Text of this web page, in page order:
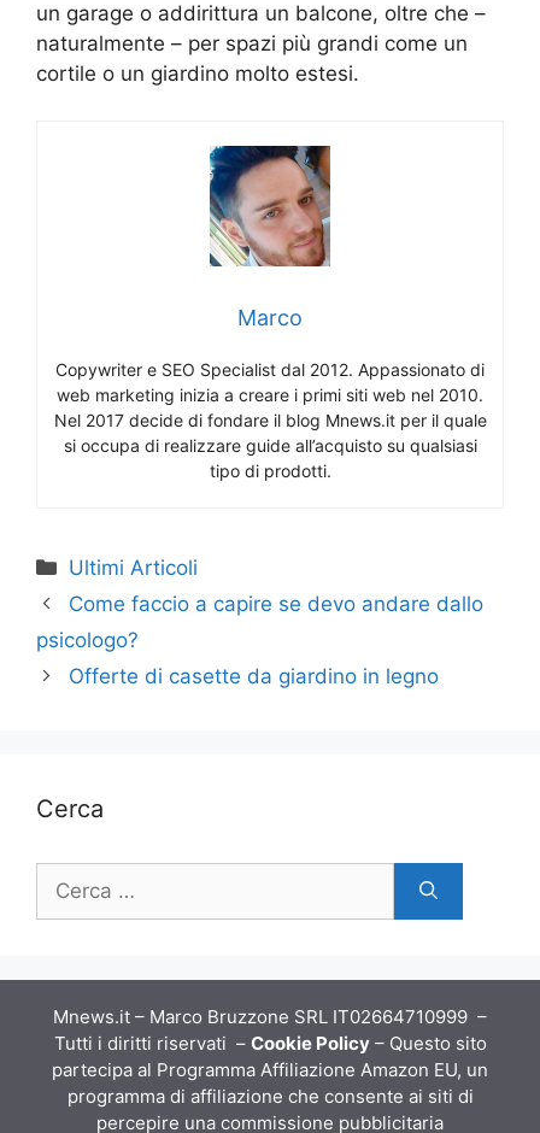
un garage o addirittura un balcone, oltre che –
naturalmente – per spazi più grandi come un
cortile o un giardino molto estesi.
Marco
Copywriter e SEO Specialist dal 2012. Appassionato di
web marketing inizia a creare i primi siti web nel 2010.
Nel 2017 decide di fondare il blog Mnews.it per il quale
si occupa di realizzare guide all’acquisto su qualsiasi
tipo di prodotti.
Categorie
Ultimi Articoli
Come faccio a capire se devo andare dallo
psicologo?
Offerte di casette da giardino in legno
Cerca
per:
Mnews.it – Marco Bruzzone SRL IT02664710999 –
Tutti i diritti riservati – Cookie Policy– Questo sito
partecipa al Programma Affiliazione Amazon EU, un
programma di affiliazione che consente ai siti di
percepire una commissione pubblicitaria